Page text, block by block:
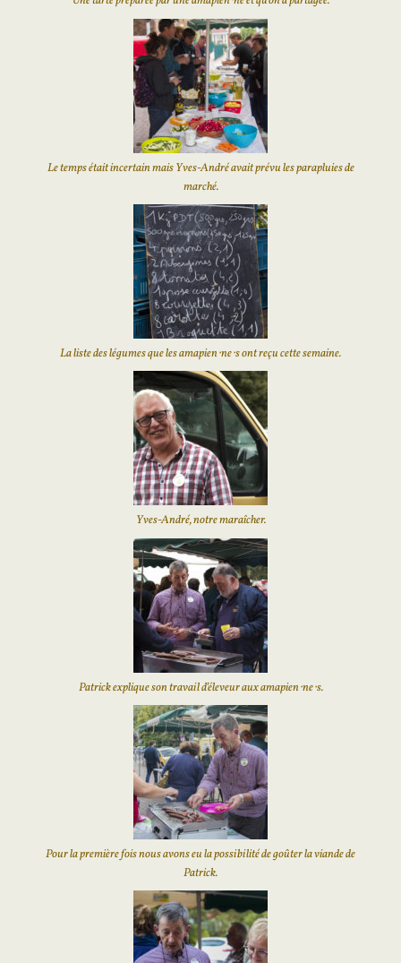
Le temps était incertain mais Yves-André avait prévu les parapluies de
marché.
La liste des légumes que les amapien⋅ne⋅s ont reçu cette semaine.
Yves-André, notre maraîcher.
Patrick explique son travail d’éleveur aux amapien⋅ne⋅s.
Pour la première fois nous avons eu la possibilité de goûter la viande de
Patrick.